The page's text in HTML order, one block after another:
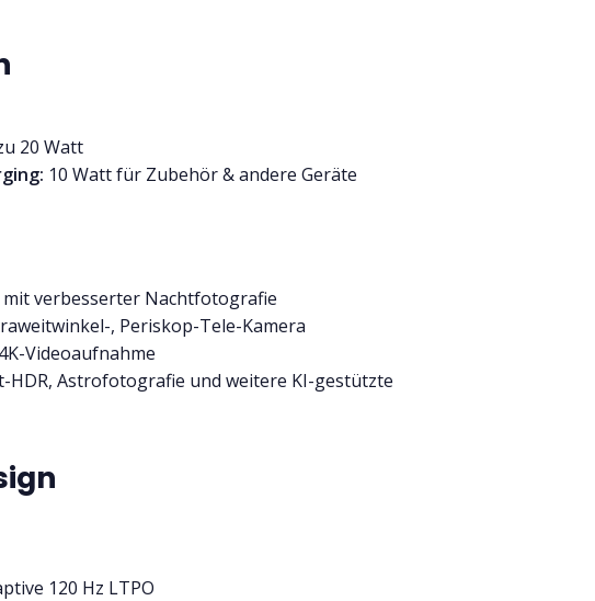
20 Watt
10 Watt für Zubehör & andere Geräte
mit verbesserter Nachtfotografie
, Periskop-Tele-Kamera
Videoaufnahme
HDR, Astrofotografie und weitere KI-gestützte
120 Hz LTPO